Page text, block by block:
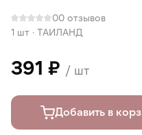
00 отзывов
1 шт · ТАИЛАНД
391 ₽ / шт
Добавить в